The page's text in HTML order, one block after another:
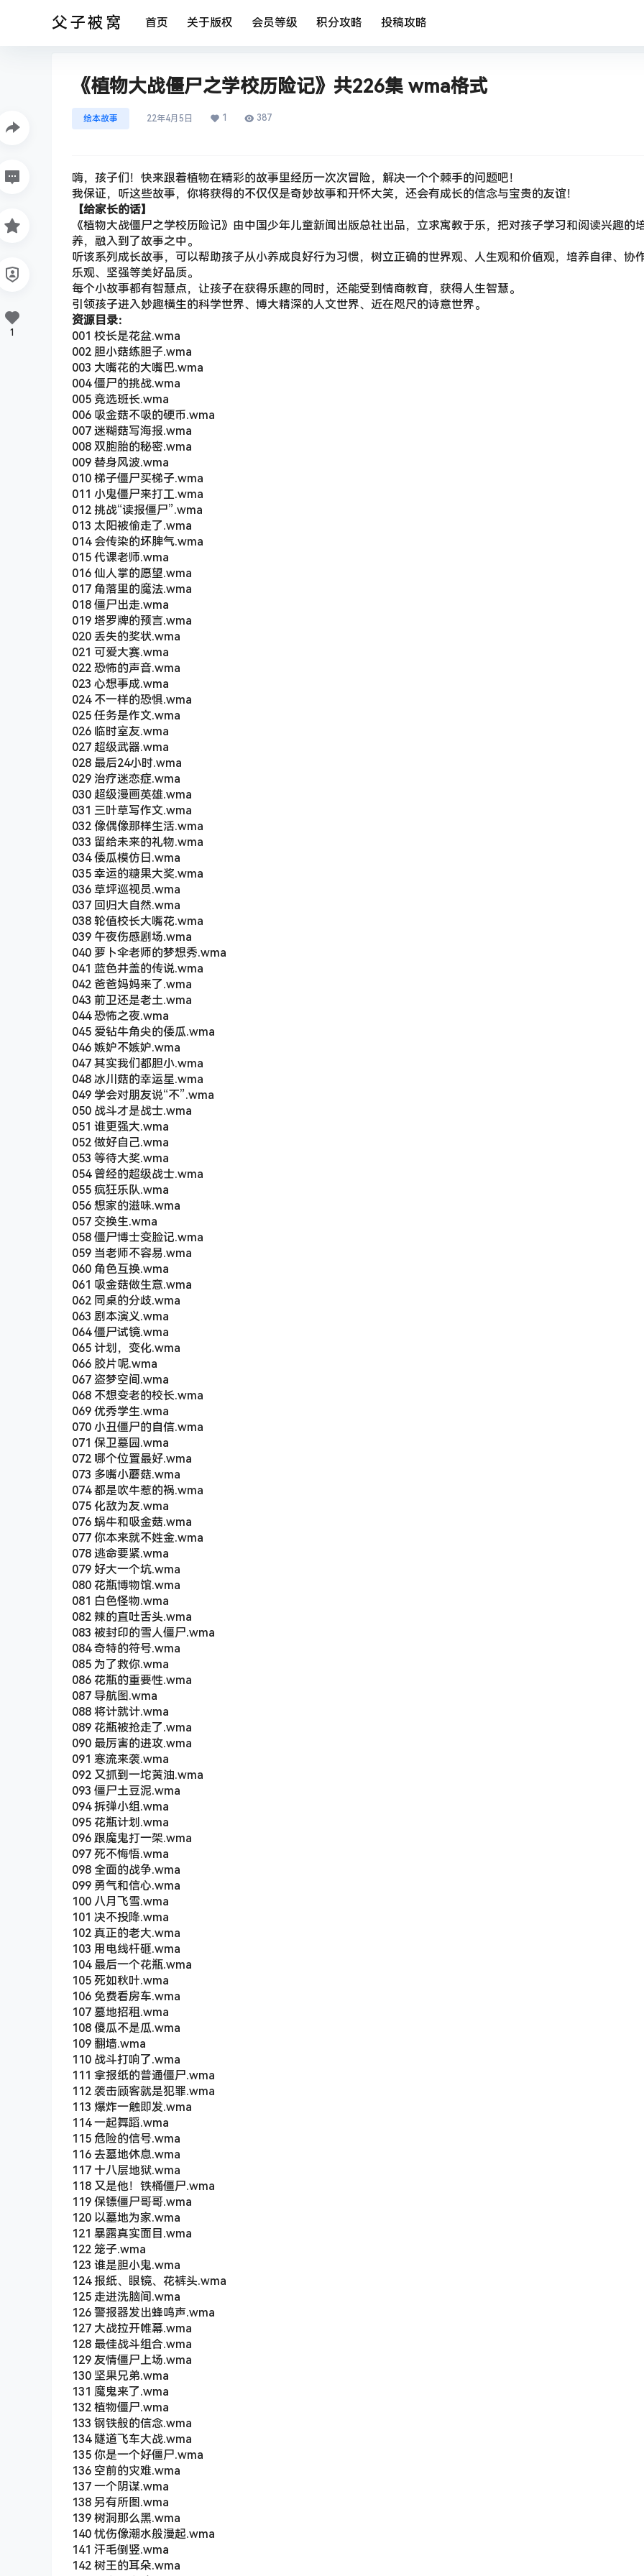
父子被窝 首页 关于版权 会员等级 积分攻略 投稿攻略
《植物大战僵尸之学校历险记》共226集 wma格式
绘本故事 22年4月5日 1 387
嗨，孩子们！快来跟着植物在精彩的故事里经历一次次冒险，解决一个个棘手的问题吧！
我保证，听这些故事，你将获得的不仅仅是奇妙故事和开怀大笑，还会有成长的信念与宝贵的友谊！
【给家长的话】
《植物大战僵尸之学校历险记》由中国少年儿童新闻出版总社出品，立求寓教于乐，把对孩子学习和阅读兴趣的
养，融入到了故事之中。
听该系列成长故事，可以帮助孩子从小养成良好行为习惯，树立正确的世界观、人生观和价值观，培养自律、协作
乐观、坚强等美好品质。
每个小故事都有智慧点，让孩子在获得乐趣的同时，还能受到情商教育，获得人生智慧。
引领孩子进入妙趣横生的科学世界、博大精深的人文世界、近在咫尺的诗意世界。
资源目录：
001 校长是花盆.wma
002 胆小菇练胆子.wma
003 大嘴花的大嘴巴.wma
004 僵尸的挑战.wma
005 竞选班长.wma
006 吸金菇不吸的硬币.wma
007 迷糊菇写海报.wma
008 双胞胎的秘密.wma
009 替身风波.wma
010 梯子僵尸买梯子.wma
011 小鬼僵尸来打工.wma
012 挑战“读报僵尸”.wma
013 太阳被偷走了.wma
014 会传染的坏脾气.wma
015 代课老师.wma
016 仙人掌的愿望.wma
017 角落里的魔法.wma
018 僵尸出走.wma
019 塔罗牌的预言.wma
020 丢失的奖状.wma
021 可爱大赛.wma
022 恐怖的声音.wma
023 心想事成.wma
024 不一样的恐惧.wma
025 任务是作文.wma
026 临时室友.wma
027 超级武器.wma
028 最后24小时.wma
029 治疗迷恋症.wma
030 超级漫画英雄.wma
031 三叶草写作文.wma
032 像偶像那样生活.wma
033 留给未来的礼物.wma
034 倭瓜模仿日.wma
035 幸运的糖果大奖.wma
036 草坪巡视员.wma
037 回归大自然.wma
038 轮值校长大嘴花.wma
039 午夜伤感剧场.wma
040 萝卜伞老师的梦想秀.wma
041 蓝色井盖的传说.wma
042 爸爸妈妈来了.wma
043 前卫还是老土.wma
044 恐怖之夜.wma
045 爱钻牛角尖的倭瓜.wma
046 嫉妒不嫉妒.wma
047 其实我们都胆小.wma
048 冰川菇的幸运星.wma
049 学会对朋友说“不”.wma
050 战斗才是战士.wma
051 谁更强大.wma
052 做好自己.wma
053 等待大奖.wma
054 曾经的超级战士.wma
055 疯狂乐队.wma
056 想家的滋味.wma
057 交换生.wma
058 僵尸博士变脸记.wma
059 当老师不容易.wma
060 角色互换.wma
061 吸金菇做生意.wma
062 同桌的分歧.wma
063 剧本演义.wma
064 僵尸试镜.wma
065 计划，变化.wma
066 胶片呢.wma
067 盗梦空间.wma
068 不想变老的校长.wma
069 优秀学生.wma
070 小丑僵尸的自信.wma
071 保卫墓园.wma
072 哪个位置最好.wma
073 多嘴小蘑菇.wma
074 都是吹牛惹的祸.wma
075 化敌为友.wma
076 蜗牛和吸金菇.wma
077 你本来就不姓金.wma
078 逃命要紧.wma
079 好大一个坑.wma
080 花瓶博物馆.wma
081 白色怪物.wma
082 辣的直吐舌头.wma
083 被封印的雪人僵尸.wma
084 奇特的符号.wma
085 为了救你.wma
086 花瓶的重要性.wma
087 导航图.wma
088 将计就计.wma
089 花瓶被抢走了.wma
090 最厉害的进攻.wma
091 寒流来袭.wma
092 又抓到一坨黄油.wma
093 僵尸土豆泥.wma
094 拆弹小组.wma
095 花瓶计划.wma
096 跟魔鬼打一架.wma
097 死不悔悟.wma
098 全面的战争.wma
099 勇气和信心.wma
100 八月飞雪.wma
101 决不投降.wma
102 真正的老大.wma
103 用电线杆砸.wma
104 最后一个花瓶.wma
105 死如秋叶.wma
106 免费看房车.wma
107 墓地招租.wma
108 傻瓜不是瓜.wma
109 翻墙.wma
110 战斗打响了.wma
111 拿报纸的普通僵尸.wma
112 袭击顾客就是犯罪.wma
113 爆炸一触即发.wma
114 一起舞蹈.wma
115 危险的信号.wma
116 去墓地休息.wma
117 十八层地狱.wma
118 又是他！铁桶僵尸.wma
119 保镖僵尸哥哥.wma
120 以墓地为家.wma
121 暴露真实面目.wma
122 笼子.wma
123 谁是胆小鬼.wma
124 报纸、眼镜、花裤头.wma
125 走进洗脑间.wma
126 警报器发出蜂鸣声.wma
127 大战拉开帷幕.wma
128 最佳战斗组合.wma
129 友情僵尸上场.wma
130 坚果兄弟.wma
131 魔鬼来了.wma
132 植物僵尸.wma
133 钢铁般的信念.wma
134 隧道飞车大战.wma
135 你是一个好僵尸.wma
136 空前的灾难.wma
137 一个阴谋.wma
138 另有所图.wma
139 树洞那么黑.wma
140 忧伤像潮水般漫起.wma
141 汗毛倒竖.wma
142 树王的耳朵.wma
1